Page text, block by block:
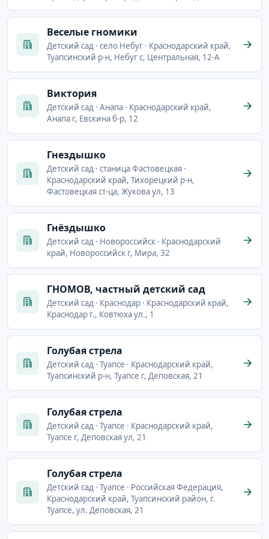
Веселые гномики
Детский сад · село Небуг · Краснодарский край,
Туапсинский р-н, Небуг с, Центральная, 12-А
Виктория
Детский сад · Анапа · Краснодарский край,
Анапа г, Евскина б-р, 12
Гнездышко
Детский сад · станица Фастовецкая ·
Краснодарский край, Тихорецкий р-н,
Фастовецкая ст-ца, Жукова ул, 13
Гнёздышко
Детский сад · Новороссийск · Краснодарский
край, Новороссийск г, Мира, 32
ГНОМОВ, частный детский сад
Детский сад · Краснодар · Краснодарский край,
Краснодар г., Ковтюха ул., 1
Голубая стрела
Детский сад · Туапсе · Краснодарский край,
Туапсинский р-н, Туапсе г, Деповская, 21
Голубая стрела
Детский сад · Туапсе · Краснодарский край,
Туапсе г, Деповская ул, 21
Голубая стрела
Детский сад · Туапсе · Российская Федерация,
Краснодарский край, Туапсинский район, г.
Туапсе, ул. Деповская, 21